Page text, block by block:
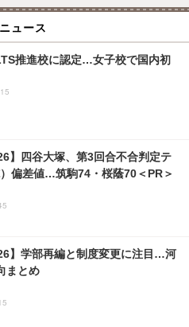
ュース
推進校に認定…女子校で国内初
】四谷大塚、第3回合不合判定テ
偏差値…筑駒74・桜蔭70＜PR＞
】学部再編と制度変更に注目…河
まとめ